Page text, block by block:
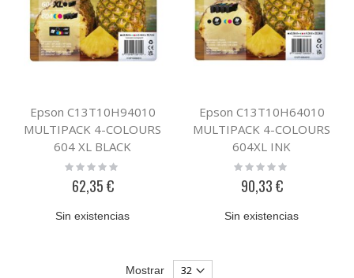
Epson C13T10H94010
MULTIPACK 4-COLOURS
604 XL BLACK
Rating:
62,35 €
Sin existencias
Epson C13T10H64010
MULTIPACK 4-COLOURS
604XL INK
Rating:
90,33 €
Sin existencias
Mostrar